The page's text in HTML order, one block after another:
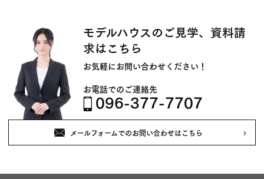
モデルハウスのご見学、資料請
求はこちら
お気軽にお問い合わせください！
お電話でのご連絡先
096-377-7707
メールフォームでのお問い合わせはこちら